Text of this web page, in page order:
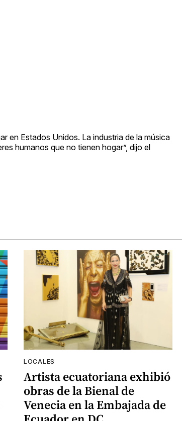
en Estados Unidos. La industria de la música
humanos que no tienen hogar”, dijo el
LOCALES
Artista ecuatoriana exhibió
obras de la Bienal de
Venecia en la Embajada de